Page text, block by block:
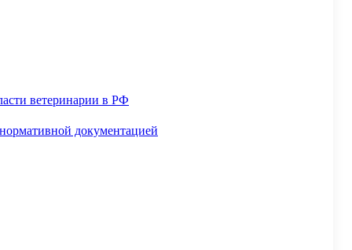
ветеринарии в РФ
документацией